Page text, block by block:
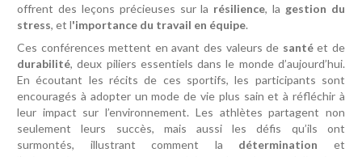
offrent des leçons précieuses sur la résilience, la gestion du
stress, et l'importance du travail en équipe.
Ces conférences mettent en avant des valeurs de santéet de
durabilité, deux piliers essentiels dans le monde d’aujourd’hui.
En écoutant les récits de ces sportifs, les participants sont
encouragés à adopter un mode de vie plus sain et à réfléchir à
leur impact sur l’environnement. Les athlètes partagent non
seulement leurs succès, mais aussi les défis qu’ils ont
surmontés, illustrant comment la détermination et